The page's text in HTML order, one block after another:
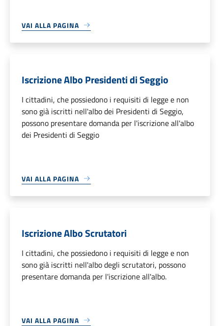
VAI ALLA PAGINA
Iscrizione Albo Presidenti di Seggio
I cittadini, che possiedono i requisiti di legge e non
sono già iscritti nell'albo dei Presidenti di Seggio,
possono presentare domanda per l'iscrizione all'albo
dei Presidenti di Seggio
VAI ALLA PAGINA
Iscrizione Albo Scrutatori
I cittadini, che possiedono i requisiti di legge e non
sono già iscritti nell'albo degli scrutatori, possono
presentare domanda per l'iscrizione all'albo.
VAI ALLA PAGINA